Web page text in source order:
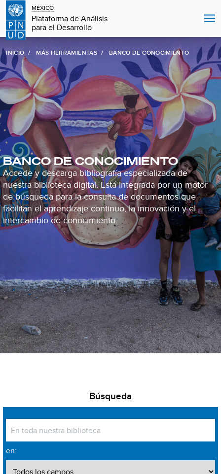
MÉXICO
Plataforma de Análisis
para el Desarrollo
INICIO MÁS HERRAMIENTAS BANCO DE CONOCIMIENTO
BANCO DE CONOCIMIENTO
Accede y descarga bibliografía especializada de
nuestra biblioteca digital. Está integrada por un motor
de búsqueda para la consulta de documentos que
facilitan el aprendizaje continuo, la innovación y el
intercambio de conocimiento.
Búsqueda
en: